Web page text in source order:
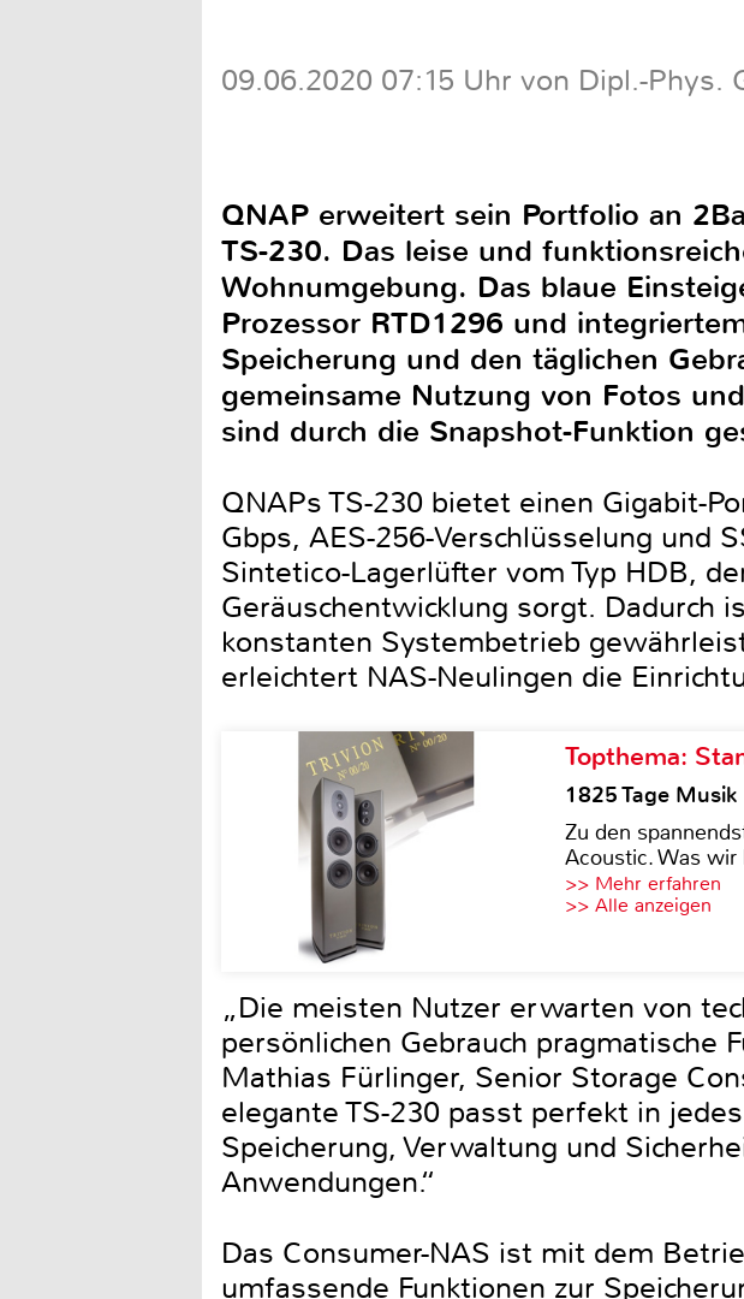
09.06.2020 07:15 Uhr von Dipl.-Phys.
QNAP erweitert sein Portfolio an
TS-230. Das leise und
Wohnumgebung. Das blaue
Prozessor RTD1296 und
Speicherung und den täglichen
gemeinsame Nutzung von Fotos
sind durch die Snapshot-Funktion
QNAPs TS-230 bietet einen Gigabit-
Gbps, AES-256-Verschlüsselung und
Sintetico-Lagerlüfter vom Typ HDB,
Geräuschentwicklung sorgt. Dadurch
konstanten Systembetrieb
erleichtert NAS-Neulingen die
Topthema:
1825 Tage Musik
Zu den
Acoustic. Was
>> Mehr erfahren
>> Alle anzeigen
„Die meisten Nutzer erwarten von
persönlichen Gebrauch pragmatische
Mathias Fürlinger, Senior Storage
elegante TS-230 passt perfekt in
Speicherung, Verwaltung und
Anwendungen.“
Das Consumer-NAS ist mit dem
umfassende Funktionen zur